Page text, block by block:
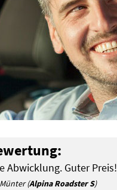
Abwicklung. Guter Preis!
(Alpina Roadster S)